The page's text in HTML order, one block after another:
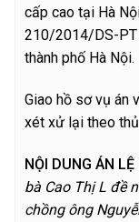
cấp cao tại Hà
210/2014/DS-PT
thành phố Hà Nội.
Giao hồ sơ vụ án
xét xử lại theo
NỘI DUNG ÁN LỆ
bà Cao Thị L đề
chồng ông